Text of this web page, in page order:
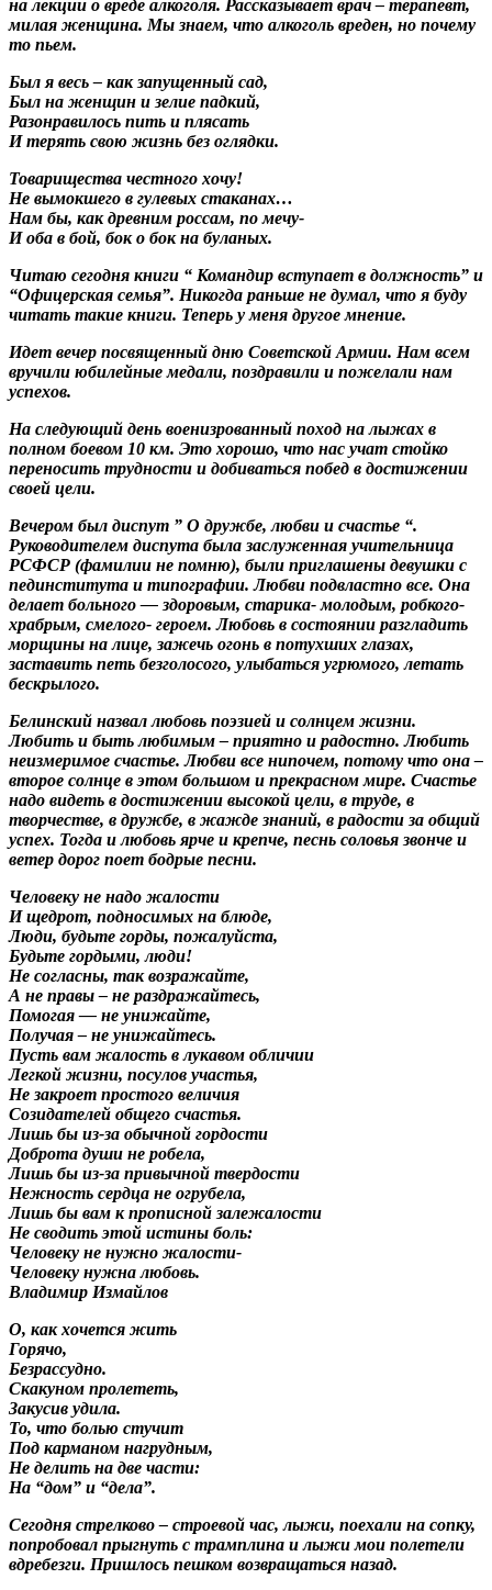
на лекции о вреде алкоголя. Рассказывает врач – терапевт,
милая женщина. Мы знаем, что алкоголь вреден, но почему
то пьем.
Был я весь – как запущенный сад,
Был на женщин и зелие падкий,
Разонравилось пить и плясать
И терять свою жизнь без оглядки.
Товарищества честного хочу!
Не вымокшего в гулевых стаканах…
Нам бы, как древним россам, по мечу-
И оба в бой, бок о бок на буланых.
Читаю сегодня книги “ Командир вступает в должность” и
“Офицерская cемья”. Никогда раньше не думал, что я буду
читать такие книги. Теперь у меня другое мнение.
Идет вечер посвященный дню Советской Армии. Нам всем
вручили юбилейные медали, поздравили и пожелали нам
успехов.
На следующий день военизрованный поход на лыжах в
полном боевом 10 км. Это хорошо, что нас учат стойко
переносить трудности и добиваться побед в достижении
своей цели.
Вечером был диспут ” О дружбе, любви и счастье “.
Руководителем диспута была заслуженная учительница
РСФСР (фамилии не помню), были приглашены девушки с
пединститута и типографии. Любви подвластно все. Она
делает больного — здоровым, старика- молодым, робкого-
храбрым, смелого- героем. Любовь в состоянии разгладить
морщины на лице, зажечь огонь в потухших глазах,
заставить петь безголосого, улыбаться угрюмого, летать
бескрылого.
Белинский назвал любовь поэзией и солнцем жизни.
Любить и быть любимым – приятно и радостно. Любить
неизмеримое счастье. Любви все нипочем, потому что она –
второе солнце в этом большом и прекрасном мире. Счастье
надо видеть в достижении высокой цели, в труде, в
творчестве, в дружбе, в жажде знаний, в радости за общий
успех. Тогда и любовь ярче и крепче, песнь соловья звонче и
ветер дорог поет бодрые песни.
Человеку не надо жалости
И щедрот, подносимых на блюде,
Люди, будьте горды, пожалуйста,
Будьте гордыми, люди!
Не согласны, так возражайте,
А не правы – не раздражайтесь,
Помогая — не унижайте,
Получая – не унижайтесь.
Пусть вам жалость в лукавом обличии
Легкой жизни, посулов участья,
Не закроет простого величия
Созидателей общего счастья.
Лишь бы из-за обычной гордости
Доброта души не робела,
Лишь бы из-за привычной твердости
Нежность сердца не огрубела,
Лишь бы вам к прописной залежалости
Не сводить этой истины боль:
Человеку не нужно жалости-
Человеку нужна любовь.
Владимир Измайлов
О, как хочется жить
Горячо,
Безрассудно.
Скакуном пролететь,
Закусив удила.
То, что болью стучит
Под карманом нагрудным,
Не делить на две части:
На “дом” и “дела”.
Сегодня стрелково – строевой час, лыжи, поехали на сопку,
попробовал прыгнуть с трамплина и лыжи мои полетели
вдребезги. Пришлось пешком возвращаться назад.